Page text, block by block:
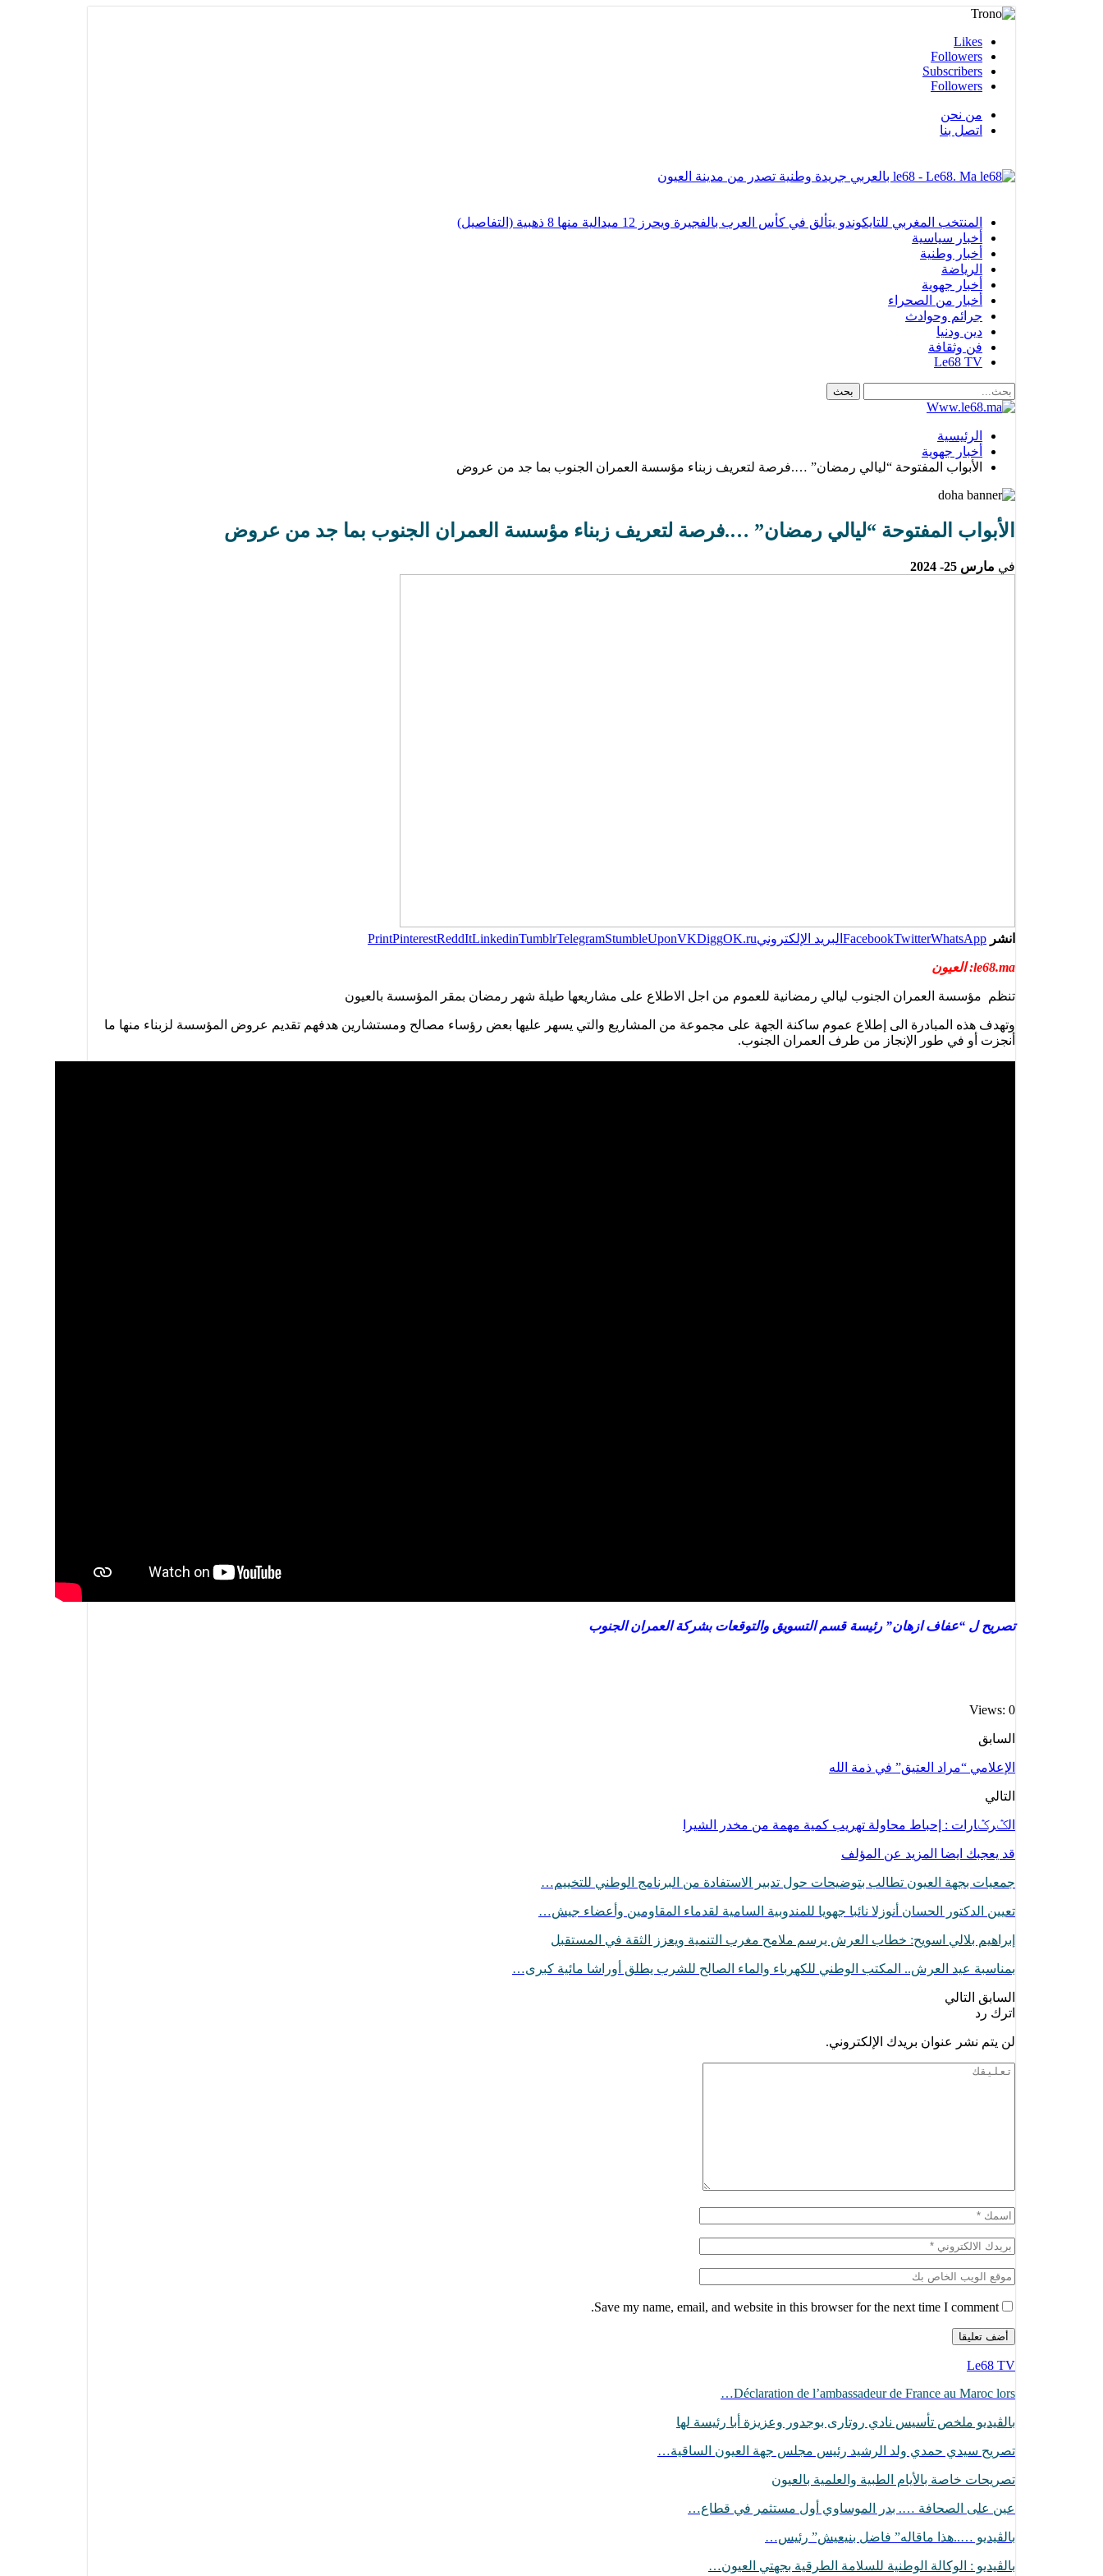
Likes
Followers
Subscribers
Followers
من نحن
اتصل بنا
le68 - Le68. Ma بالعربي جريدة وطنية تصدر من مدينة العيون
المنتخب المغربي للتايكوندو يتألق في كأس العرب بالفجيرة ويحرز 12 ميدالية منها 8 ذهبية (التفاصيل)
أخبار سياسية
أخبار وطنية
الرياضة
أخبار جهوية
أخبار من الصحراء
جرائم وحوادث
دين ودنيا
فن وثقافة
Le68 TV
الرئيسية
أخبار جهوية
الأبواب المفتوحة “ليالي رمضان” ….فرصة لتعريف زبناء مؤسسة العمران الجنوب بما جد من عروض
الأبواب المفتوحة “ليالي رمضان” ….فرصة لتعريف زبناء مؤسسة العمران الجنوب بما جد من عروض
في مارس 25- 2024
انشر FacebookTwitterWhatsApp البريد الإلكتروني PrintPinterestReddItLinkedinTumblrTelegramStumbleUponVKDiggOK.ru
le68.ma: العيون
تنظم مؤسسة العمران الجنوب ليالي رمضانية للعموم من اجل الاطلاع على مشاريعها طيلة شهر رمضان بمقر المؤسسة بالعيون
وتهدف هذه المبادرة الى إطلاع عموم ساكنة الجهة على مجموعة من المشاريع والتي يسهر عليها بعض رؤساء مصالح ومستشارين هدفهم تقديم عروض المؤسسة لزبناء منها ما
أنجزت أو في طور الإنجاز من طرف العمران الجنوب.
تصريح ل “عفاف ازهان” رئيسة قسم التسويق والتوقعات بشركة العمران الجنوب
Views: 0
السابق
الإعلامي “مراد العتيق” في ذمة الله
التالي
الݣرݣارات : إحباط محاولة تهريب كمية مهمة من مخدر الشيرا
قد يعجبك ايضا المزيد عن المؤلف
جمعيات بجهة العيون تطالب بتوضيحات حول تدبير الاستفادة من البرنامج الوطني للتخييم…
تعيين الدكتور الحسان أنوزلا نائبا جهويا للمندوبية السامية لقدماء المقاومين وأعضاء جيش…
إبراهيم بلالي اسويح: خطاب العرش يرسم ملامح مغرب التنمية ويعزز الثقة في المستقبل
بمناسبة عيد العرش.. المكتب الوطني للكهرباء والماء الصالح للشرب يطلق أوراشا مائية كبرى…
السابق التالي
اترك رد
لن يتم نشر عنوان بريدك الإلكتروني.
Save my name, email, and website in this browser for the next time I comment.
Le68 TV
Déclaration de l’ambassadeur de France au Maroc lors…
بالڨيديو ملخص تأسيس نادي روتارى بوجدور وعزيزة أبا رئيسة لها
تصريح سيدي حمدي ولد الرشيد رئيس مجلس جهة العيون الساقية…
تصريحات خاصة بالأيام الطبية والعلمية بالعيون
عين على الصحافة …. بدر الموساوي أول مستثمر في قطاع…
بالڤيديو …..هذا ماقاله” فاضل بنيعيش” رئيس…
بالڤيديو : الوكالة الوطنية للسلامة الطرقية بجهتي العيون…